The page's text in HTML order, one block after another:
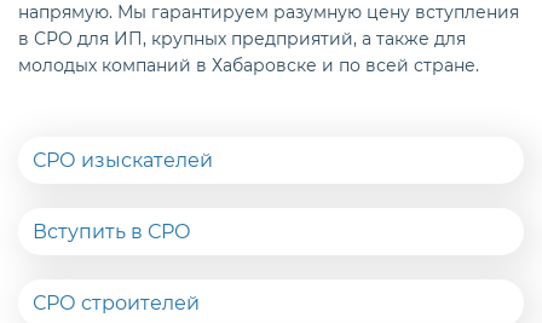
напрямую. Мы гарантируем разумную цену вступления
в СРО для ИП, крупных предприятий, а также для
молодых компаний в Хабаровске и по всей стране.
СРО изыскателей
Вступить в СРО
СРО строителей